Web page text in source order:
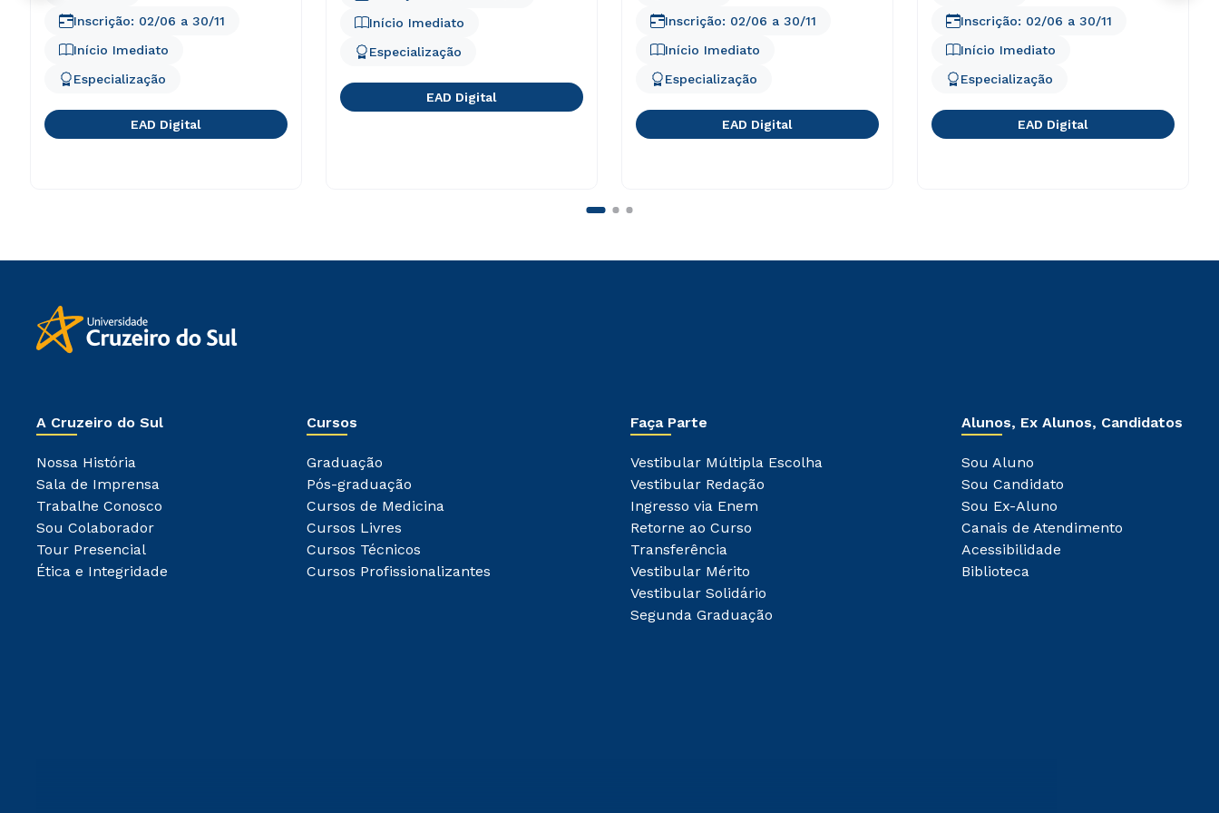
Início Imediato
Especialização
Inscrição: 02/06 a 30/11
EAD Digital
Início Imediato
Especialização
EAD Digital
Início Imediato
Especialização
Inscrição: 02/06 a 30/11
EAD Digital
Início Imediato
Especialização
Inscrição: 02/06 a 30/11
EAD Digital
A Cruzeiro do Sul
Nossa História
Sala de Imprensa
Trabalhe Conosco
Sou Colaborador
Tour Presencial
Ética e Integridade
Cursos
Graduação
Pós-graduação
Cursos de Medicina
Cursos Livres
Cursos Técnicos
Cursos Profissionalizantes
Faça Parte
Vestibular Múltipla Escolha
Vestibular Redação
Ingresso via Enem
Retorne ao Curso
Transferência
Vestibular Mérito
Vestibular Solidário
Segunda Graduação
Alunos, Ex Alunos, Candidatos
Sou Aluno
Sou Candidato
Sou Ex-Aluno
Canais de Atendimento
Acessibilidade
Biblioteca